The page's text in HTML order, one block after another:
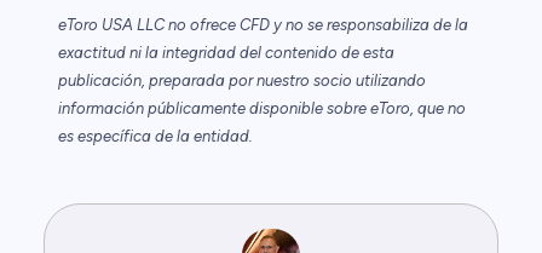
eToro USA LLC no ofrece CFD y no se responsabiliza de la
exactitud ni la integridad del contenido de esta
publicación, preparada por nuestro socio utilizando
información públicamente disponible sobre eToro, que no
es específica de la entidad.